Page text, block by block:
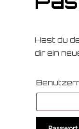
Hast du
dir ein